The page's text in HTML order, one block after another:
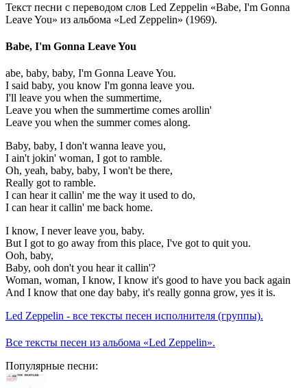
Текст песни с переводом слов Led Zeppelin «Babe, I'm Gonna
Leave You» из альбома «Led Zeppelin» (1969).
Babe, I'm Gonna Leave You
abe, baby, baby, I'm Gonna Leave You.
I said baby, you know I'm gonna leave you.
I'll leave you when the summertime,
Leave you when the summertime comes arollin'
Leave you when the summer comes along.
Baby, baby, I don't wanna leave you,
I ain't jokin' woman, I got to ramble.
Oh, yeah, baby, baby, I won't be there,
Really got to ramble.
I can hear it callin' me the way it used to do,
I can hear it callin' me back home.
I know, I never leave you, baby.
But I got to go away from this place, I've got to quit you.
Ooh, baby,
Baby, ooh don't you hear it callin'?
Woman, woman, I know, I know it's good to have you back again
And I know that one day baby, it's really gonna grow, yes it is.
Led Zeppelin - все тексты песен исполнителя (группы).
Все тексты песен из альбома «Led Zeppelin».
Популярные песни: